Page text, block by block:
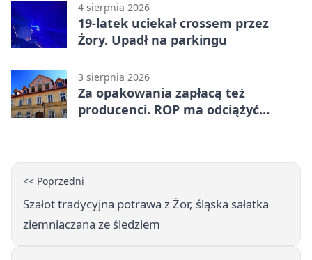
4 sierpnia 2026
19-latek uciekał crossem przez
Żory. Upadł na parkingu
3 sierpnia 2026
Za opakowania zapłacą też
producenci. ROP ma odciążyć
<< Poprzedni
Szałot tradycyjna potrawa z Żor, śląska sałatka
ziemniaczana ze śledziem